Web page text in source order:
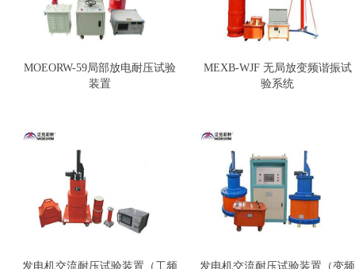
MOEORW-59局部放电耐压试验
装置
MEXB-WJF 无局放变频谐振试
验系统
发电机交流耐压试验装置（工频
发电机交流耐压试验装置（变频